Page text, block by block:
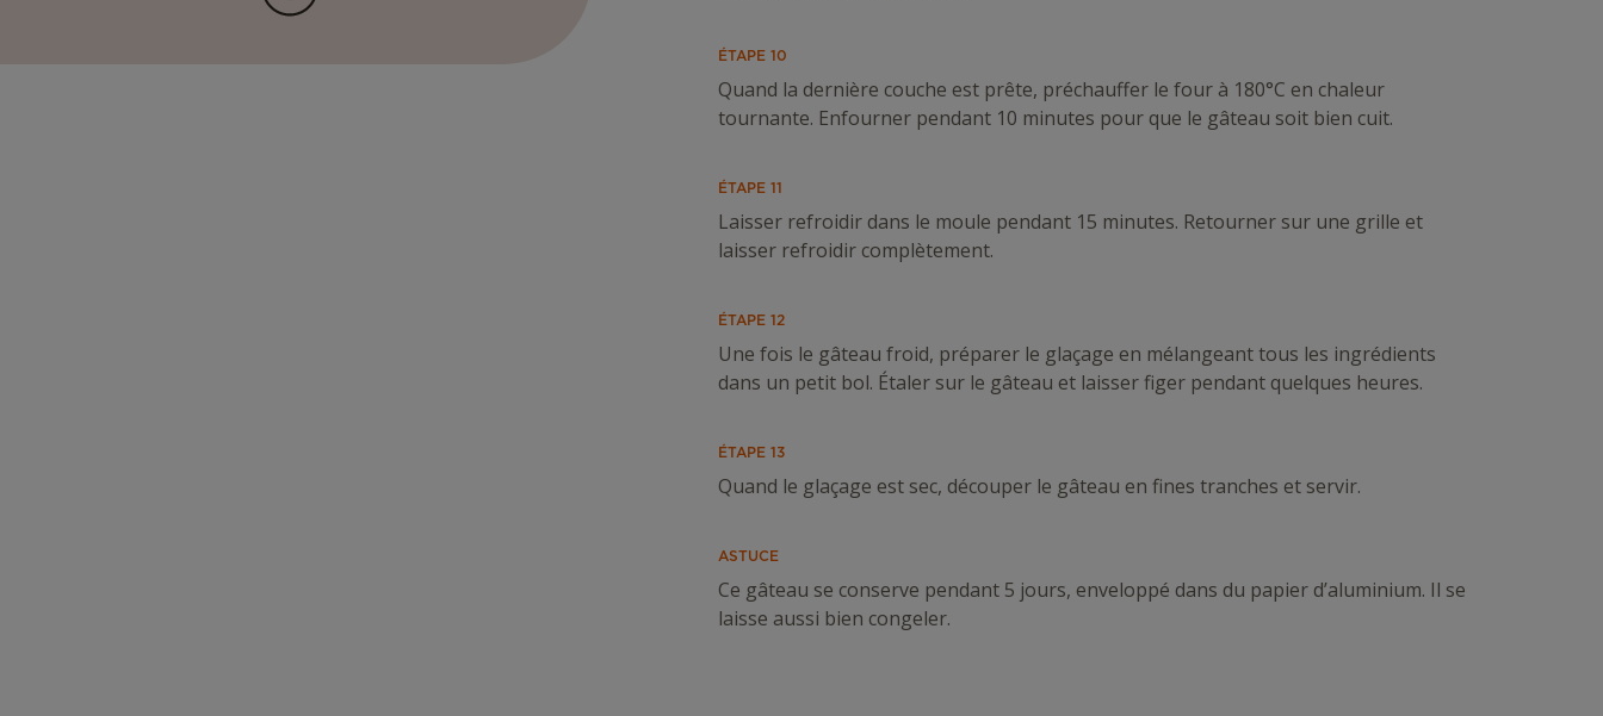
ÉTAPE 10
Quand la dernière couche est prête, préchauffer le four à 180°C en chaleur
tournante. Enfourner pendant 10 minutes pour que le gâteau soit bien cuit.
ÉTAPE 11
Laisser refroidir dans le moule pendant 15 minutes. Retourner sur une grille et
laisser refroidir complètement.
ÉTAPE 12
Une fois le gâteau froid, préparer le glaçage en mélangeant tous les ingrédients
dans un petit bol. Étaler sur le gâteau et laisser figer pendant quelques heures.
ÉTAPE 13
Quand le glaçage est sec, découper le gâteau en fines tranches et servir.
ASTUCE
Ce gâteau se conserve pendant 5 jours, enveloppé dans du papier d’aluminium. Il se
laisse aussi bien congeler.